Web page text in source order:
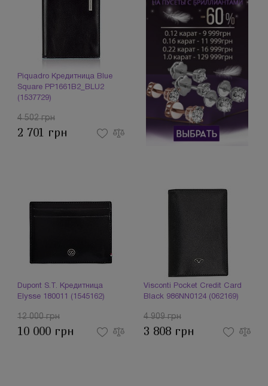
Piquadro Кредитница Blue
Square PP1661B2_BLU2
(1537729)
4 502 грн
2 701 грн
Dupont S.T. Кредитница
Elysse 180011 (1545162)
12 000 грн
10 000 грн
Visconti Pocket Credit Card
Black 986NN0124 (062169)
4 909 грн
3 808 грн